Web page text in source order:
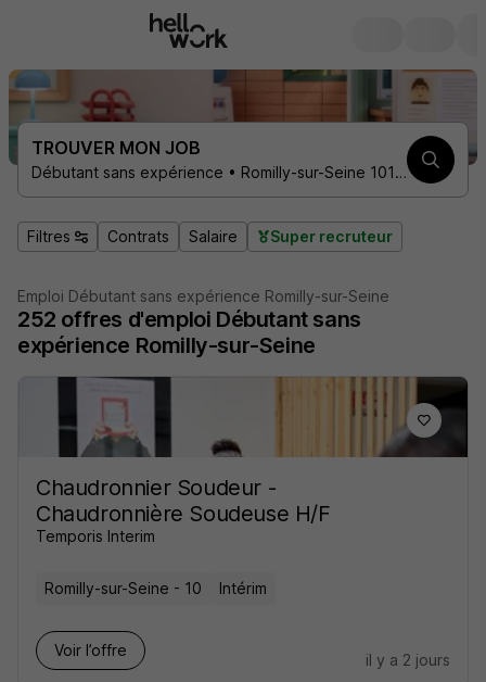
TROUVER MON JOB
Débutant sans expérience • Romilly-sur-Seine 10100
Filtres Contrats Salaire Super recruteur
Emploi Débutant sans expérience Romilly-sur-Seine
252 offres d'emploi Débutant sans
expérience Romilly-sur-Seine
Chaudronnier Soudeur -
Chaudronnière Soudeuse H/F
Temporis Interim
Romilly-sur-Seine - 10 Intérim
Voir l’offre
il y a 2 jours